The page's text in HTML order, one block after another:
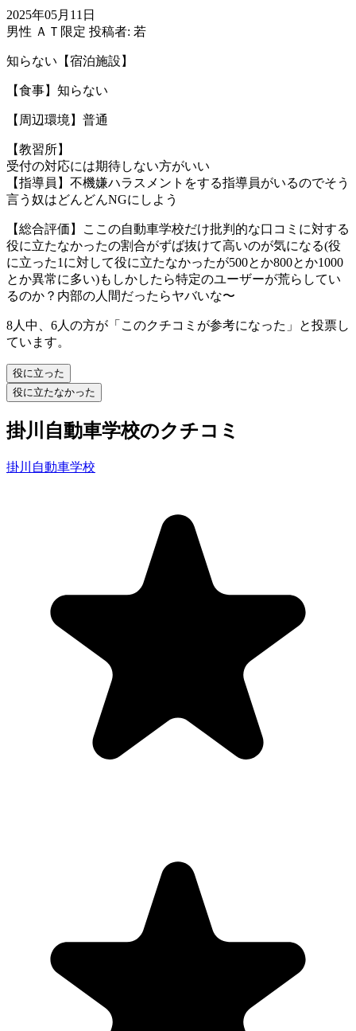
2025年05月11日
男性 ＡＴ限定 投稿者: 若
知らない【宿泊施設】
【食事】知らない
【周辺環境】普通
【教習所】
受付の対応には期待しない方がいい
【指導員】不機嫌ハラスメントをする指導員がいるのでそう
言う奴はどんどんNGにしよう
【総合評価】ここの自動車学校だけ批判的な口コミに対する
役に立たなかったの割合がずば抜けて高いのが気になる(役
に立った1に対して役に立たなかったが500とか800とか1000
とか異常に多い)もしかしたら特定のユーザーが荒らしてい
るのか？内部の人間だったらヤバいな〜
8人中、6人の方が「このクチコミが参考になった」と投票し
ています。
役に立った
役に立たなかった
掛川自動車学校のクチコミ
掛川自動車学校